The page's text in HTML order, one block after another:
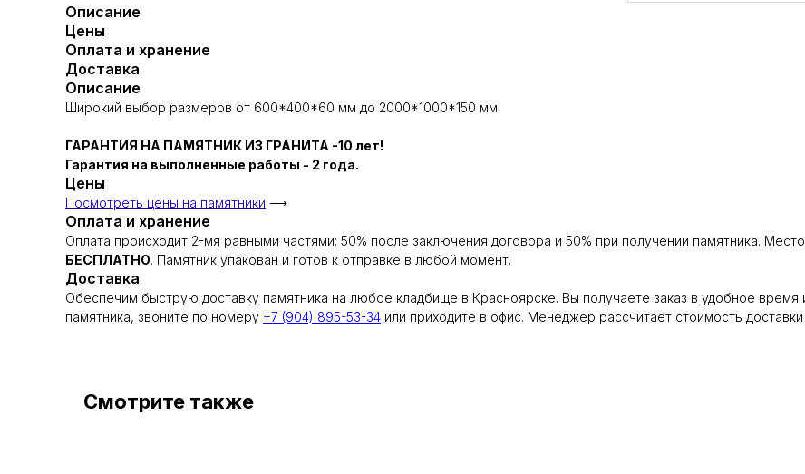
Описание
Цены
Оплата и хранение
Доставка
Описание
Широкий выбор размеров от 600*400*60 мм до 2000*1000*150 мм.
ГАРАНТИЯ НА ПАМЯТНИК ИЗ ГРАНИТА -10 лет!
Гарантия на выполненные работы - 2 года.
Цены
Посмотреть цены на памятники ⟶
Оплата и хранение
Оплата происходит 2-мя равными частями: 50% после заключения договора и 50% при получении памятника.
БЕСПЛАТНО. Памятник упакован и готов к отправке в любой момент.
Доставка
Обеспечим быструю доставку памятника на любое кладбище в Красноярске. Вы получаете заказ в удобное время
памятника, звоните по номеру +7 (904) 895-53-34 или приходите в офис. Менеджер рассчитает стоимость
Смотрите также